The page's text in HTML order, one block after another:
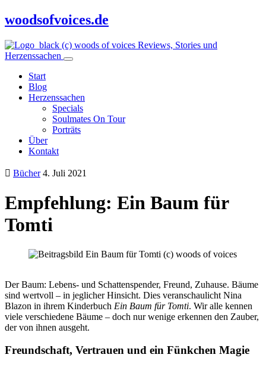
woodsofvoices.de
Reviews, Stories und
Herzenssachen
Start
Blog
Herzenssachen
Specials
Soulmates On Tour
Porträts
Über
Kontakt
Bücher 4. Juli 2021
Empfehlung: Ein Baum für
Tomti
Der Baum: Lebens- und Schattenspender, Freund, Zuhause. Bäume
sind wertvoll – in jeglicher Hinsicht. Dies veranschaulicht Nina
Blazon in ihrem Kinderbuch Ein Baum für Tomti. Wir alle kennen
viele verschiedene Bäume – doch nur wenige erkennen den Zauber,
der von ihnen ausgeht.
Freundschaft, Vertrauen und ein Fünkchen Magie